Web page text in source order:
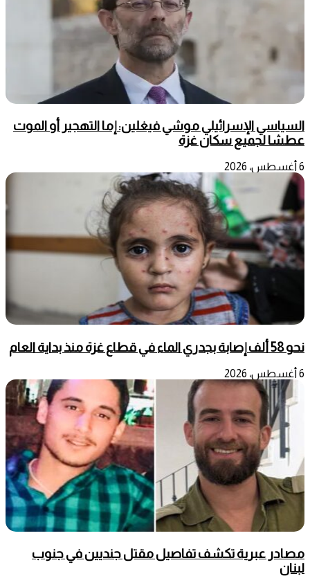
السياسي الإسرائيلي موشي فيغلين: إما التهجير أو الموت
عطشا لجميع سكان غزة
6 أغسطس، 2026
نحو 58 ألف إصابة بجدري الماء في قطاع غزة منذ بداية العام
6 أغسطس، 2026
مصادر عبرية تكشف تفاصيل مقتل جنديين في جنوب
لبنان